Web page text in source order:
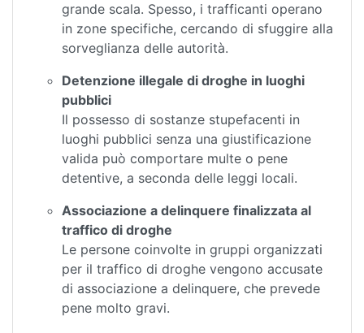
grande scala. Spesso, i trafficanti operano
in zone specifiche, cercando di sfuggire alla
sorveglianza delle autorità.
Detenzione illegale di droghe in luoghi
pubblici
Il possesso di sostanze stupefacenti in
luoghi pubblici senza una giustificazione
valida può comportare multe o pene
detentive, a seconda delle leggi locali.
Associazione a delinquere finalizzata al
traffico di droghe
Le persone coinvolte in gruppi organizzati
per il traffico di droghe vengono accusate
di associazione a delinquere, che prevede
pene molto gravi.